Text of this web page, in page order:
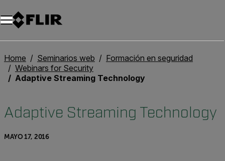
Unread messages
Modelo
Eliminar
artículos
artículo
Añadir al carro
Añadido al carro
Home Seminarios web
Formación en seguridad
Webinars for Security
Adaptive Streaming Technology
Adaptive Streaming Technology
MAYO 17, 2016